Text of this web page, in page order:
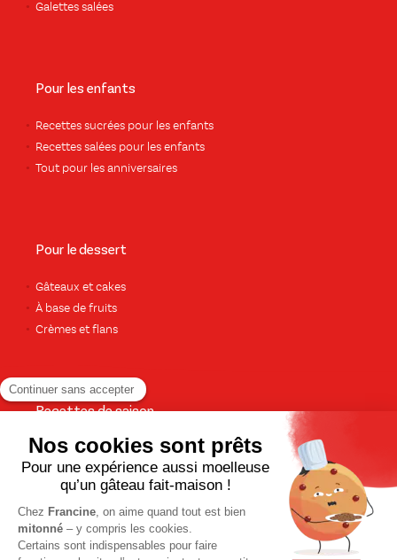
Galettes salées
Pour les enfants
Recettes sucrées pour les enfants
Recettes salées pour les enfants
Tout pour les anniversaires
Pour le dessert
Gâteaux et cakes
À base de fruits
Crèmes et flans
Recettes de saison
Printemps
Été
Automne
Hiver